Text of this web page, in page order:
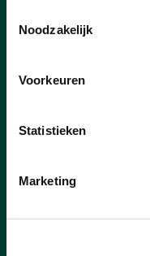
Noodzakelijk
Voorkeuren
Statistieken
Marketing
lees meer